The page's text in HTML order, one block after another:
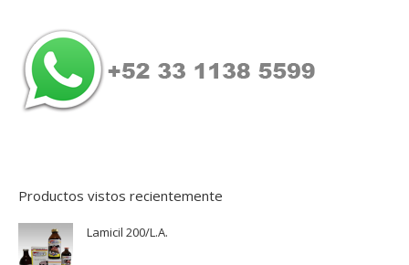
Productos vistos recientemente
Lamicil 200/L.A.